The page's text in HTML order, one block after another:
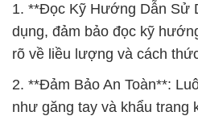
1. **Đọc Kỹ Hướng Dẫn Sử
dụng, đảm bảo đọc kỹ
rõ về liều lượng và cách
2. **Đảm Bảo An Toàn**:
như găng tay và khẩu trang